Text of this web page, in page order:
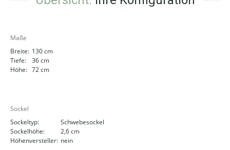
Maße
Breite: 130 cm
Tiefe:
36 cm
Höhe: 72 cm
Sockel
Sockeltyp:
Schwebesockel
Sockelhöhe:
2,6 cm
Höhenversteller: nein